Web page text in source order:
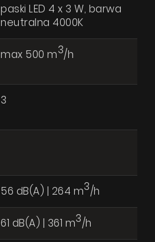
paski LED 4 x 3 W, barwa
neutralna 4000K
max 500 m3/h
3
56 dB(A) | 264 m3/h
61 dB(A) | 361 m3/h